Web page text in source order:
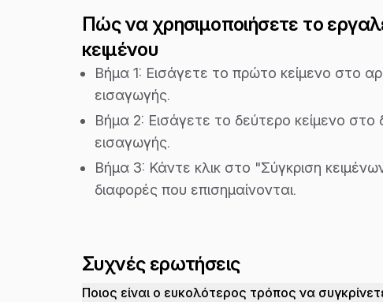
Πώς να χρησιμοποιήσετε το
κειμένου
Βήμα 1: Εισάγετε το πρώτο κείμενο στο
εισαγωγής.
Βήμα 2: Εισάγετε το δεύτερο κείμενο στο
εισαγωγής.
Βήμα 3: Κάντε κλικ στο "Σύγκριση
διαφορές που επισημαίνονται.
Συχνές ερωτήσεις
Ποιος είναι ο ευκολότερος τρόπος να